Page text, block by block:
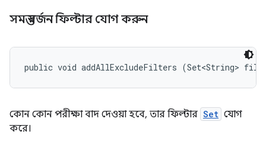
সমস্ত বর্জন ফিল্টার যোগ করুন
public void addAllExcludeFilters (Set<String>
কোন কোন পরীক্ষা বাদ দেওয়া হবে, তার ফিল্টার Set যোগ
করে।